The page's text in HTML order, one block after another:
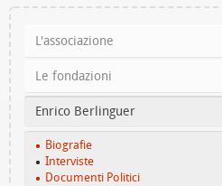
L'associazione
Le fondazioni
Enrico Berlinguer
Biografie
Interviste
Documenti Politici